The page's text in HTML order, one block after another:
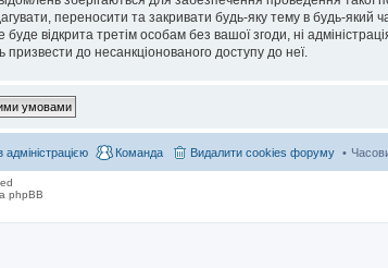
переносити та закривати будь-яку тему в будь-який
відкрита третім особам без вашої згоди, ні
призвести до несанкціонованого доступу до неї.
Видалити cookies форуму
Команда
адміністрацією
phpBB